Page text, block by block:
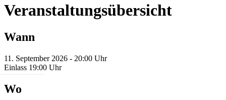
Veranstaltungsübersicht
Wann
11. September 2026 - 20:00 Uhr
Einlass 19:00 Uhr
Wo